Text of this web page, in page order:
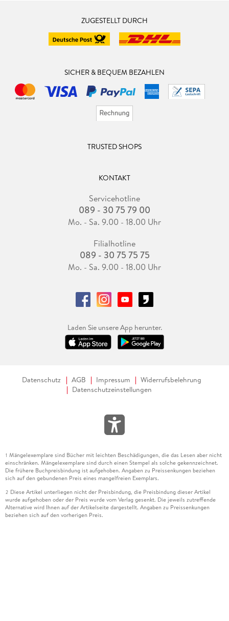
ZUGESTELLT DURCH
SICHER & BEQUEM BEZAHLEN
TRUSTED SHOPS
KONTAKT
Servicehotline
089 - 30 75 79 00
Mo. - Sa. 9.00 - 18.00 Uhr
Filialhotline
089 - 30 75 75 75
Mo. - Sa. 9.00 - 18.00 Uhr
Laden Sie unsere App herunter.
Datenschutz AGB Impressum
Widerrufsbelehrung
Datenschutzeinstellungen
1 Mängelexemplare sind Bücher mit leichten Beschädigungen, die das Lesen aber nicht
einschränken. Mängelexemplare sind durch einen Stempel als solche gekennzeichnet.
Die frühere Buchpreisbindung ist aufgehoben. Angaben zu Preissenkungen beziehen
sich auf den gebundenen Preis eines mangelfreien Exemplars.
2 Diese Artikel unterliegen nicht der Preisbindung, die Preisbindung dieser Artikel
wurde aufgehoben oder der Preis wurde vom Verlag gesenkt. Die jeweils zutreffende
Alternative wird Ihnen auf der Artikelseite dargestellt. Angaben zu Preissenkungen
beziehen sich auf den vorherigen Preis.